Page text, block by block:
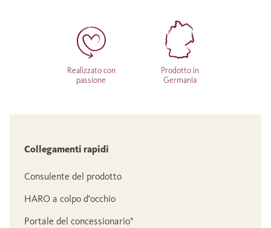
Realizzato con
passione
Prodotto in
Germania
Collegamenti rapidi
Consulente del prodotto
HARO a colpo d'occhio
Portale del concessionario°